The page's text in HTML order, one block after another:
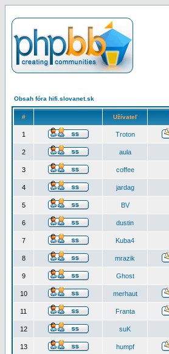
Obsah fóra hifi.slovanet.sk
# Užívateľ
1 Troton
2 aula
3 coffee
4 jardag
5 BV
6 dustin
7 Kuba4
8 mrazik
9 Ghost
10 merhaut
11 Franta
12 suK
13 humpf